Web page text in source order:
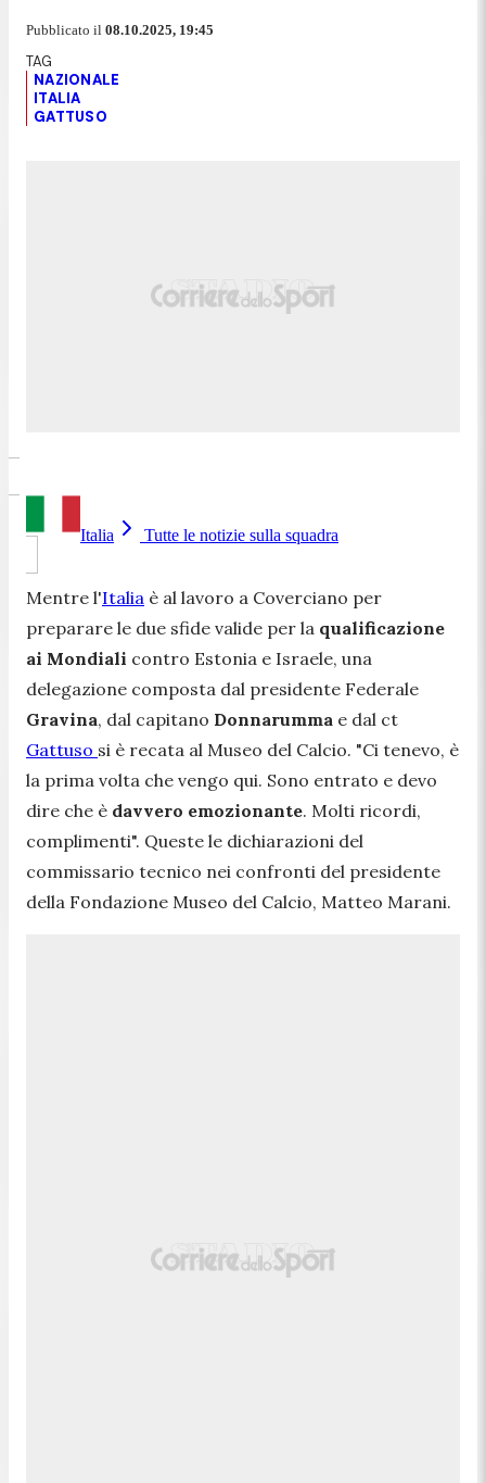
Pubblicato il 08.10.2025, 19:45
NAZIONALE
ITALIA
GATTUSO
Italia Tutte le notizie sulla squadra
Mentre l'Italia è al lavoro a Coverciano per
preparare le due sfide valide per la qualificazione
ai Mondiali contro Estonia e Israele, una
delegazione composta dal presidente Federale
Gravina, dal capitano Donnarumma e dal ct
Gattuso si è recata al Museo del Calcio. "Ci tenevo, è
la prima volta che vengo qui. Sono entrato e devo
dire che è davvero emozionante. Molti ricordi,
complimenti". Queste le dichiarazioni del
commissario tecnico nei confronti del presidente
della Fondazione Museo del Calcio, Matteo Marani.